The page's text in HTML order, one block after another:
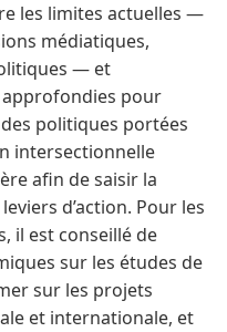
les limites actuelles —
médiatiques,
— et
approfondies pour
politiques portées
intersectionnelle
afin de saisir la
d’action. Pour les
il est conseillé de
sur les études de
sur les projets
et internationale, et